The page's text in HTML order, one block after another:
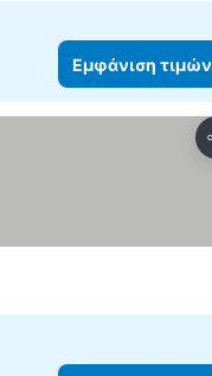
Εμφάνιση τιμών